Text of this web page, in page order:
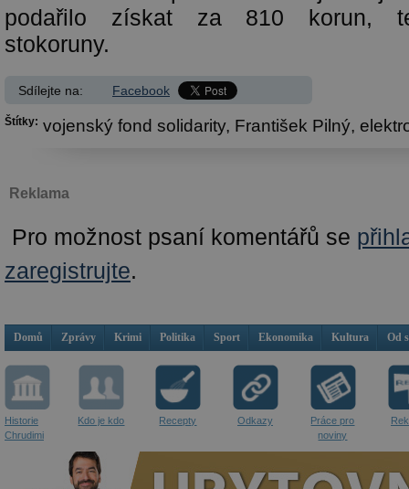
podařilo získat za 810 korun,
stokoruny.
Sdílejte na: Facebook
Štítky: vojenský fond solidarity, František Pilný,
Reklama
Pro možnost psaní komentářů se
zaregistrujte.
Domů Zprávy Krimi Politika Sport Ekonomika Kultura Od
Historie
Chrudimi
Kdo je kdo Recepty Odkazy
Práce pro
noviny